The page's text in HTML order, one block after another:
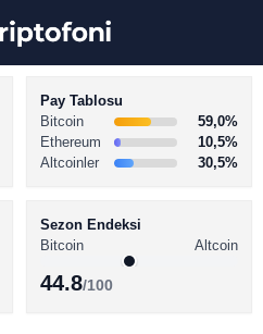
Pay Tablosu
Bitcoin
59,0%
Ethereum
10,5%
Altcoinler
30,5%
Sezon Endeksi
Bitcoin
Altcoin
44.8/100